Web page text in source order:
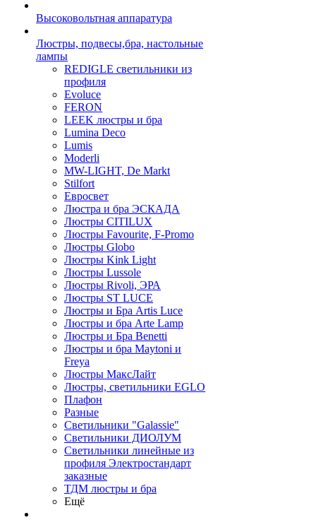
Высоковольтная аппаратура
Люстры, подвесы,бра, настольные
лампы
REDIGLE светильники из
профиля
Evoluce
FERON
LEEK люстры и бра
Lumina Deco
Lumis
Moderli
MW-LIGHT, De Markt
Stilfort
Евросвет
Люстра и бра ЭСКАДА
Люстры CITILUX
Люстры Favourite, F-Promo
Люстры Globo
Люстры Kink Light
Люстры Lussole
Люстры Rivoli, ЭРА
Люстры ST LUCE
Люстры и Бра Artis Luce
Люстры и бра Arte Lamp
Люстры и Бра Benetti
Люстры и бра Maytoni и
Freya
Люстры МаксЛайт
Люстры, светильники EGLO
Плафон
Разные
Светильники "Galassie"
Светильники ДИОЛУМ
Светильники линейные из
профиля Электростандарт
заказные
ТДМ люстры и бра
Ещё